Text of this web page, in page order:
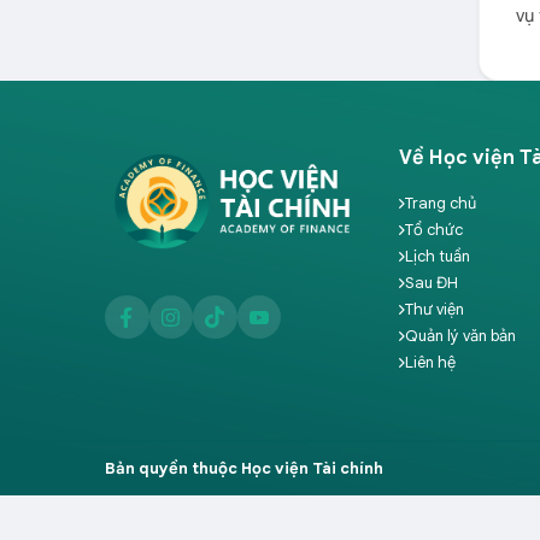
vụ
Về Học viện
Trang chủ
Tổ chức
Lịch tuần
Sau ĐH
Thư viện
Quản lý văn bản
Liên hệ
Bản quyền thuộc Học viện Tài chính